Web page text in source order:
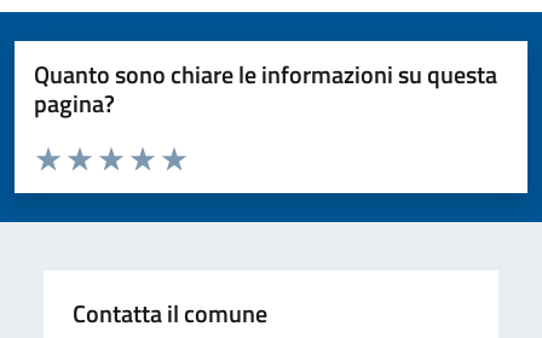
Quanto sono chiare le informazioni su questa
pagina?
Valuta da 1 a 5 stelle la pagina
Valuta 5 stelle su 5
Valuta 4 stelle su 5
Valuta 3 stelle su 5
Valuta 2 stelle su 5
Valuta 1 stelle su 5
Contatta il comune